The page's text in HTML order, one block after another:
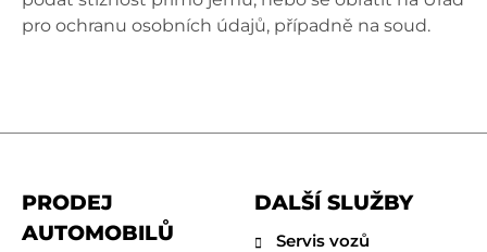
pro ochranu osobních údajů, případně na soud.
PRODEJ
AUTOMOBILŮ
DALŠÍ SLUŽBY
Servis vozů